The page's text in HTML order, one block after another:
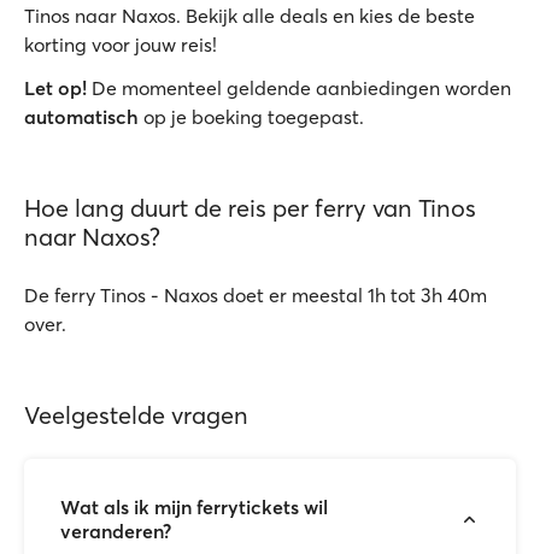
Tinos naar Naxos. Bekijk alle deals en kies de beste
korting voor jouw reis!
Let op! De momenteel geldende aanbiedingen worden
automatisch op je boeking toegepast.
Hoe lang duurt de reis per ferry van Tinos
naar Naxos?
De ferry Tinos - Naxos doet er meestal 1h tot 3h 40m
over.
Veelgestelde vragen
Wat als ik mijn ferrytickets wil
veranderen?